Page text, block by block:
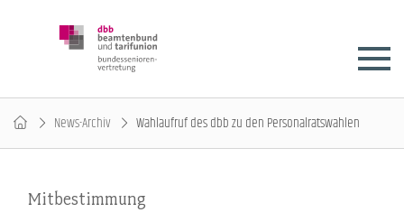
News-Archiv Wahlaufruf des dbb zu den Personalratswahlen
Mitbestimmung